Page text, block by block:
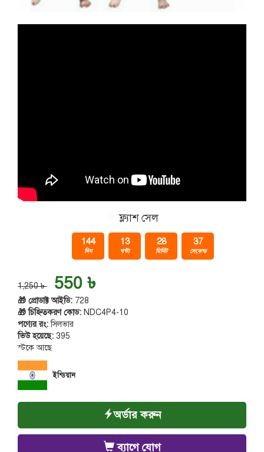
ফ্ল্যাশ সেল
144
দিন
13
ঘন্টা
28
মিনিট
37
সেকেন্ড
1,250 ৳ 550 ৳
🎁 প্রোডাক্ট আইডি: 728
🎁 চিহ্নিতকরণ কোড: NDC4P4-10
পণ্যের রং:সিলভার
ভিউ হয়েছে: 395
স্টকে আছে
ইন্ডিয়ান
অর্ডার করুন
ব্যাগে যোগ